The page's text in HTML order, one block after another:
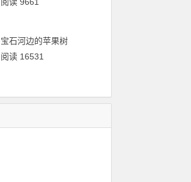
宝石河边的苹果树
阅读 16531